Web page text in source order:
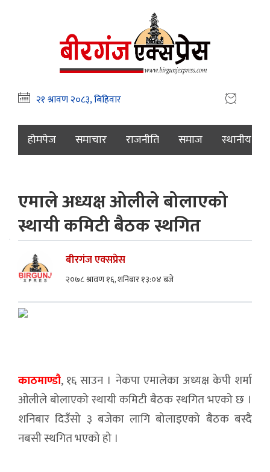
होमपेज समाचार राजनीति समाज स्थानीय
एमाले अध्यक्ष ओलीले बोलाएको
स्थायी कमिटी बैठक स्थगित
बीरगंज एक्सप्रेस
२०७८ श्रावण १६, शनिबार १३:०४ बजे
काठमाण्डौ, १६ साउन । नेकपा एमालेका अध्यक्ष केपी शर्मा
ओलीले बोलाएको स्थायी कमिटी बैठक स्थगित भएको छ ।
शनिबार दिउँसो ३ बजेका लागि बोलाइएको बैठक बस्दै
नबसी स्थगित भएको हो ।